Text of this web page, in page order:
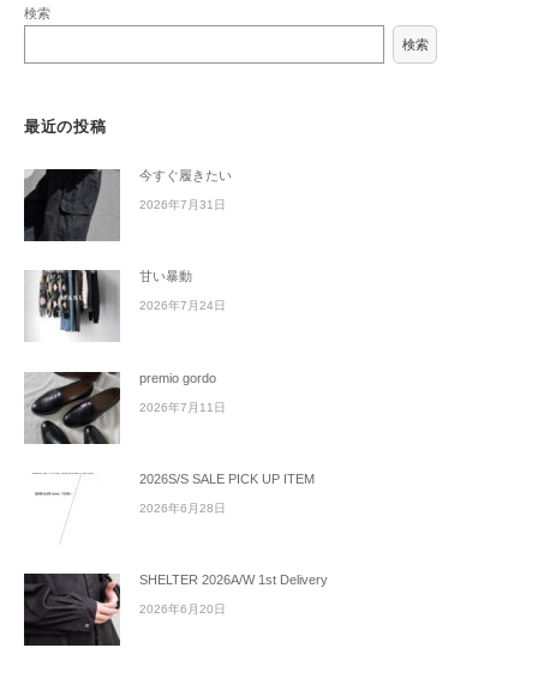
検索
検索
最近の投稿
今すぐ履きたい
2026年7月31日
甘い暴動
2026年7月24日
premio gordo
2026年7月11日
2026S/S SALE PICK UP ITEM
2026年6月28日
SHELTER 2026A/W 1st Delivery
2026年6月20日